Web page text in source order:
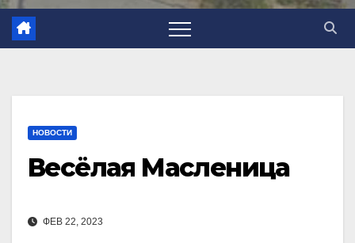
НОВОСТИ
Весёлая Масленица
ФЕВ 22, 2023